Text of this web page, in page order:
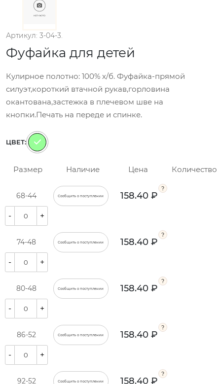
Артикул: 3-04-3.
Фуфайка для детей
Кулирное полотно: 100% х/б. Фуфайка-прямой
силуэт,короткий втачной рукав,горловина
окантована,застежка в плечевом шве на
кнопки.Печать на переде и спинке.
ЦВЕТ:
Размер Наличие Цена Количество
68-44 Сообщить о поступлении 158.40 ₽
- +
74-48 Сообщить о поступлении 158.40 ₽
- +
80-48 Сообщить о поступлении 158.40 ₽
- +
86-52 Сообщить о поступлении 158.40 ₽
- +
92-52 Сообщить о поступлении 158.40 ₽